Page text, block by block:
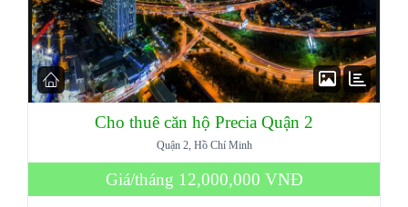
Cho thuê căn hộ Precia Quận 2
Quận 2, Hồ Chí Minh
Giá/tháng 12,000,000 VNĐ